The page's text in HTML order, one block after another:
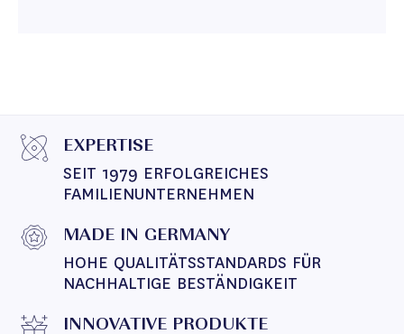
EXPERTISE
SEIT 1979 ERFOLGREICHES
FAMILIENUNTERNEHMEN
MADE IN GERMANY
HOHE QUALITÄTSSTANDARDS FÜR
NACHHALTIGE BESTÄNDIGKEIT
INNOVATIVE PRODUKTE